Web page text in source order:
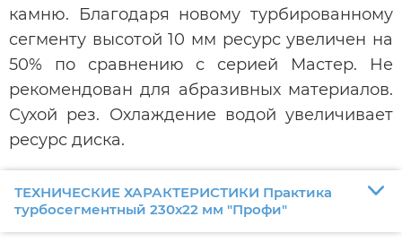
камню. Благодаря новому турбированному
сегменту высотой 10 мм ресурс увеличен на
50% по сравнению с серией Мастер. Не
рекомендован для абразивных материалов.
Сухой рез. Охлаждение водой увеличивает
ресурс диска.
ТЕХНИЧЕСКИЕ ХАРАКТЕРИСТИКИ Практика
турбосегментный 230х22 мм "Профи"